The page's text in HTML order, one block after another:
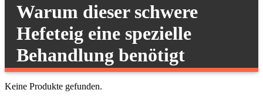
Warum dieser schwere
Hefeteig eine spezielle
Behandlung benötigt
Keine Produkte gefunden.